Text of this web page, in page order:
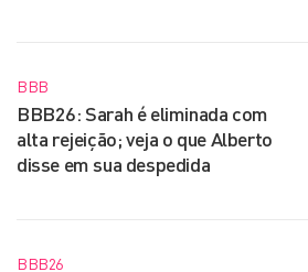
BBB
BBB26: Sarah é eliminada com
alta rejeição; veja o que Alberto
disse em sua despedida
BBB26